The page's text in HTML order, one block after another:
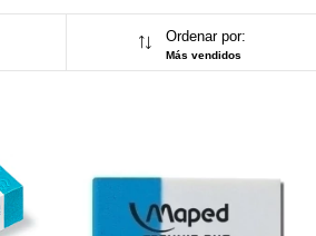
Ordenar por:
Más vendidos